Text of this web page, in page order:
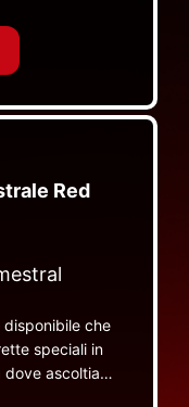
parte
Red
che
speciali in
ascoltiamo